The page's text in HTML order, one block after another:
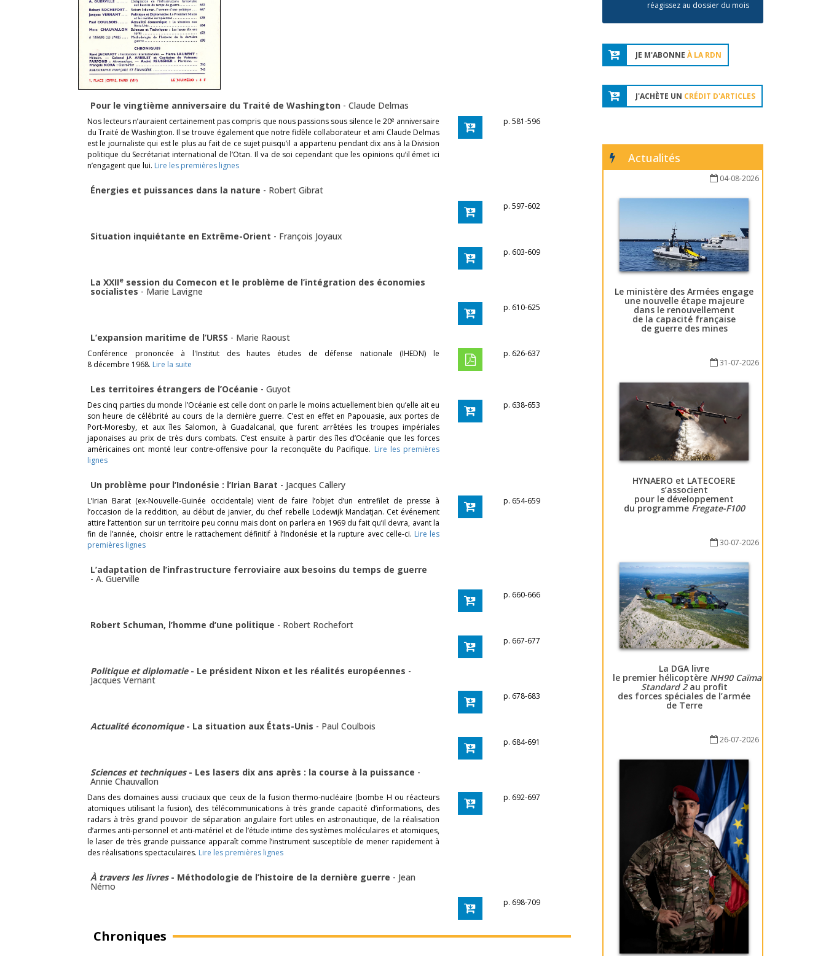
Pour le vingtième anniversaire du Traité de Washington - Claude Delmas
Nos lecteurs n’auraient certainement pas compris que nous passions sous silence le 20e anniversaire
du Traité de Washington. Il se trouve également que notre fidèle collaborateur et ami Claude Delmas
est le journaliste qui est le plus au fait de ce sujet puisqu’il a appartenu pendant dix ans à la Division
politique du Secrétariat international de l’Otan. Il va de soi cependant que les opinions qu’il émet ici
n’engagent que lui. Lire les premières lignes
p. 581-596
Énergies et puissances dans la nature - Robert Gibrat
p. 597-602
Situation inquiétante en Extrême-Orient - François Joyaux
p. 603-609
La XXIIe session du Comecon et le problème de l’intégration des économies
socialistes - Marie Lavigne
p. 610-625
L’expansion maritime de l’URSS - Marie Raoust
Conférence prononcée à l'Institut des hautes études de défense nationale (IHEDN) le
8 décembre 1968. Lire la suite
p. 626-637
Les territoires étrangers de l’Océanie - Guyot
Des cinq parties du monde l’Océanie est celle dont on parle le moins actuellement bien qu’elle ait eu
son heure de célébrité au cours de la dernière guerre. C’est en effet en Papouasie, aux portes de
Port-Moresby, et aux îles Salomon, à Guadalcanal, que furent arrêtées les troupes impériales
japonaises au prix de très durs combats. C’est ensuite à partir des îles d’Océanie que les forces
américaines ont monté leur contre-offensive pour la reconquête du Pacifique. Lire les premières
lignes
p. 638-653
Un problème pour l’Indonésie : l’Irian Barat - Jacques Callery
L’Irian Barat (ex-Nouvelle-Guinée occidentale) vient de faire l’objet d’un entrefilet de presse à
l’occasion de la reddition, au début de janvier, du chef rebelle Lodewijk Mandatjan. Cet événement
attire l’attention sur un territoire peu connu mais dont on parlera en 1969 du fait qu’il devra, avant la
fin de l’année, choisir entre le rattachement définitif à l’Indonésie et la rupture avec celle-ci. Lire les
premières lignes
p. 654-659
L’adaptation de l’infrastructure ferroviaire aux besoins du temps de guerre
- A. Guerville
p. 660-666
Robert Schuman, l’homme d’une politique - Robert Rochefort
p. 667-677
Politique et diplomatie- Le président Nixon et les réalités européennes -
Jacques Vernant
p. 678-683
Actualité économique- La situation aux États-Unis - Paul Coulbois
p. 684-691
Sciences et techniques- Les lasers dix ans après : la course à la puissance -
Annie Chauvallon
Dans des domaines aussi cruciaux que ceux de la fusion thermo-nucléaire (bombe H ou réacteurs
atomiques utilisant la fusion), des télécommunications à très grande capacité d’informations, des
radars à très grand pouvoir de séparation angulaire fort utiles en astronautique, de la réalisation
d’armes anti-personnel et anti-matériel et de l’étude intime des systèmes moléculaires et atomiques,
le laser de très grande puissance apparaît comme l’instrument susceptible de mener rapidement à
des réalisations spectaculaires. Lire les premières lignes
p. 692-697
À travers les livres - Méthodologie de l’histoire de la dernière guerre - Jean
Némo
p. 698-709
Chroniques
réagissez au dossier du mois
JE M'ABONNE À LA RDN
J'ACHÈTE UN CRÉDIT D'ARTICLES
Actualités
04-08-2026
Le ministère des Armées engage
une nouvelle étape majeure
dans le renouvellement
de la capacité française
de guerre des mines
31-07-2026
HYNAERO et LATECOERE
s’associent
pour le développement
du programme Fregate-F100
30-07-2026
La DGA livre
le premier hélicoptère NH90 Caïman
Standard 2au profit
des forces spéciales de l’armée
de Terre
26-07-2026